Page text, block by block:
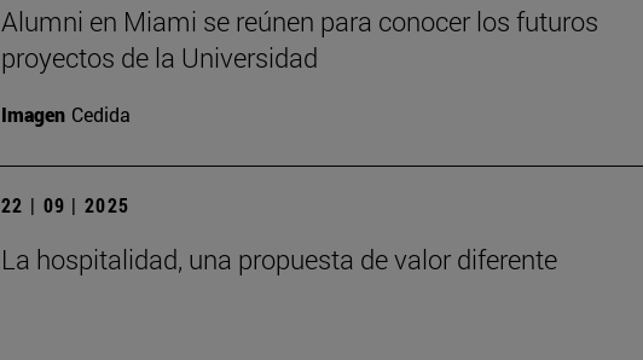
Alumni en Miami se reúnen para conocer los futuros
proyectos de la Universidad
Imagen Cedida
22 | 09 | 2025
La hospitalidad, una propuesta de valor diferente